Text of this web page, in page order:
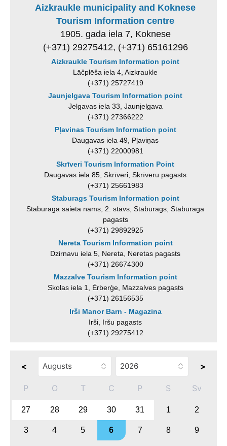
Aizkraukle municipality and Koknese
Tourism Information centre
1905. gada iela 7, Koknese
(+371) 29275412, (+371) 65161296
Aizkraukle Tourism Information point
Lāčplēša iela 4, Aizkraukle
(+371) 25727419
Jaunjelgava Tourism Information point
Jelgavas iela 33, Jaunjelgava
(+371) 27366222
Pļavinas Tourism Information point
Daugavas iela 49, Pļaviņas
(+371) 22000981
Skrīveri Tourism Information Point
Daugavas iela 85, Skrīveri, Skrīveru pagasts
(+371) 25661983
Staburags Tourism Information point
Staburaga saieta nams, 2. stāvs, Staburags, Staburaga
pagasts
(+371) 29892925
Nereta Tourism Information point
Dzirnavu iela 5, Nereta, Neretas pagasts
(+371) 26674300
Mazzalve Tourism Information point
Skolas iela 1, Ērberģe, Mazzalves pagasts
(+371) 26156535
Irši Manor Barn - Magazina
Irši, Iršu pagasts
(+371) 29275412
< >
P O T C P S Sv
27 28 29 30 31 1 2
3 4 5 6 7 8 9